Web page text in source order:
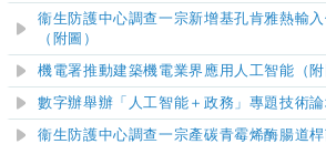
衞生防護中心調查一宗新增基孔肯雅熱輸
（附圖）
機電署推動建築機電業界應用人工智能（附
數字辦舉辦「人工智能＋政務」專題技術論
衞生防護中心調查一宗產碳青霉烯酶腸道